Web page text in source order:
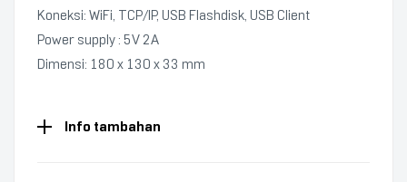
Koneksi: WiFi, TCP/IP, USB Flashdisk, USB Client
Power supply : 5V 2A
Dimensi: 180 x 130 x 33 mm
Info tambahan